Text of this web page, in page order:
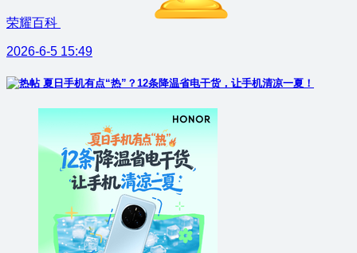
荣耀百科
2026-6-5 15:49
夏日手机有点“热”？12条降温省电干货，让手机清凉一夏！